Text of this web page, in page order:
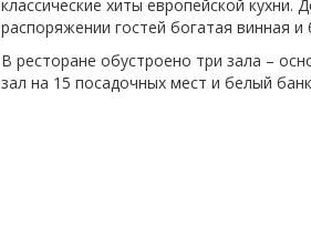
классические хиты европейской кухни.
распоряжении гостей богатая винная и
В ресторане обустроено три зала –
зал на 15 посадочных мест и белый